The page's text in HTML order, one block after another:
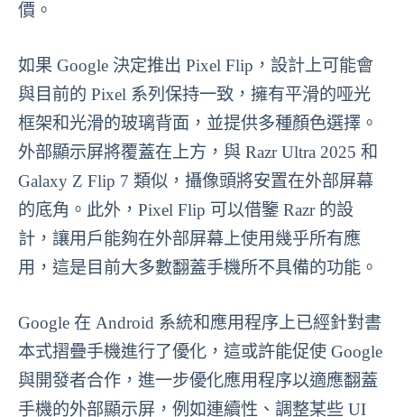
價。
如果 Google 決定推出 Pixel Flip，設計上可能會
與目前的 Pixel 系列保持一致，擁有平滑的哑光
框架和光滑的玻璃背面，並提供多種顏色選擇。
外部顯示屏將覆蓋在上方，與 Razr Ultra 2025 和
Galaxy Z Flip 7 類似，攝像頭將安置在外部屏幕
的底角。此外，Pixel Flip 可以借鑒 Razr 的設
計，讓用戶能夠在外部屏幕上使用幾乎所有應
用，這是目前大多數翻蓋手機所不具備的功能。
Google 在 Android 系統和應用程序上已經針對書
本式摺疊手機進行了優化，這或許能促使 Google
與開發者合作，進一步優化應用程序以適應翻蓋
手機的外部顯示屏，例如連續性、調整某些 UI